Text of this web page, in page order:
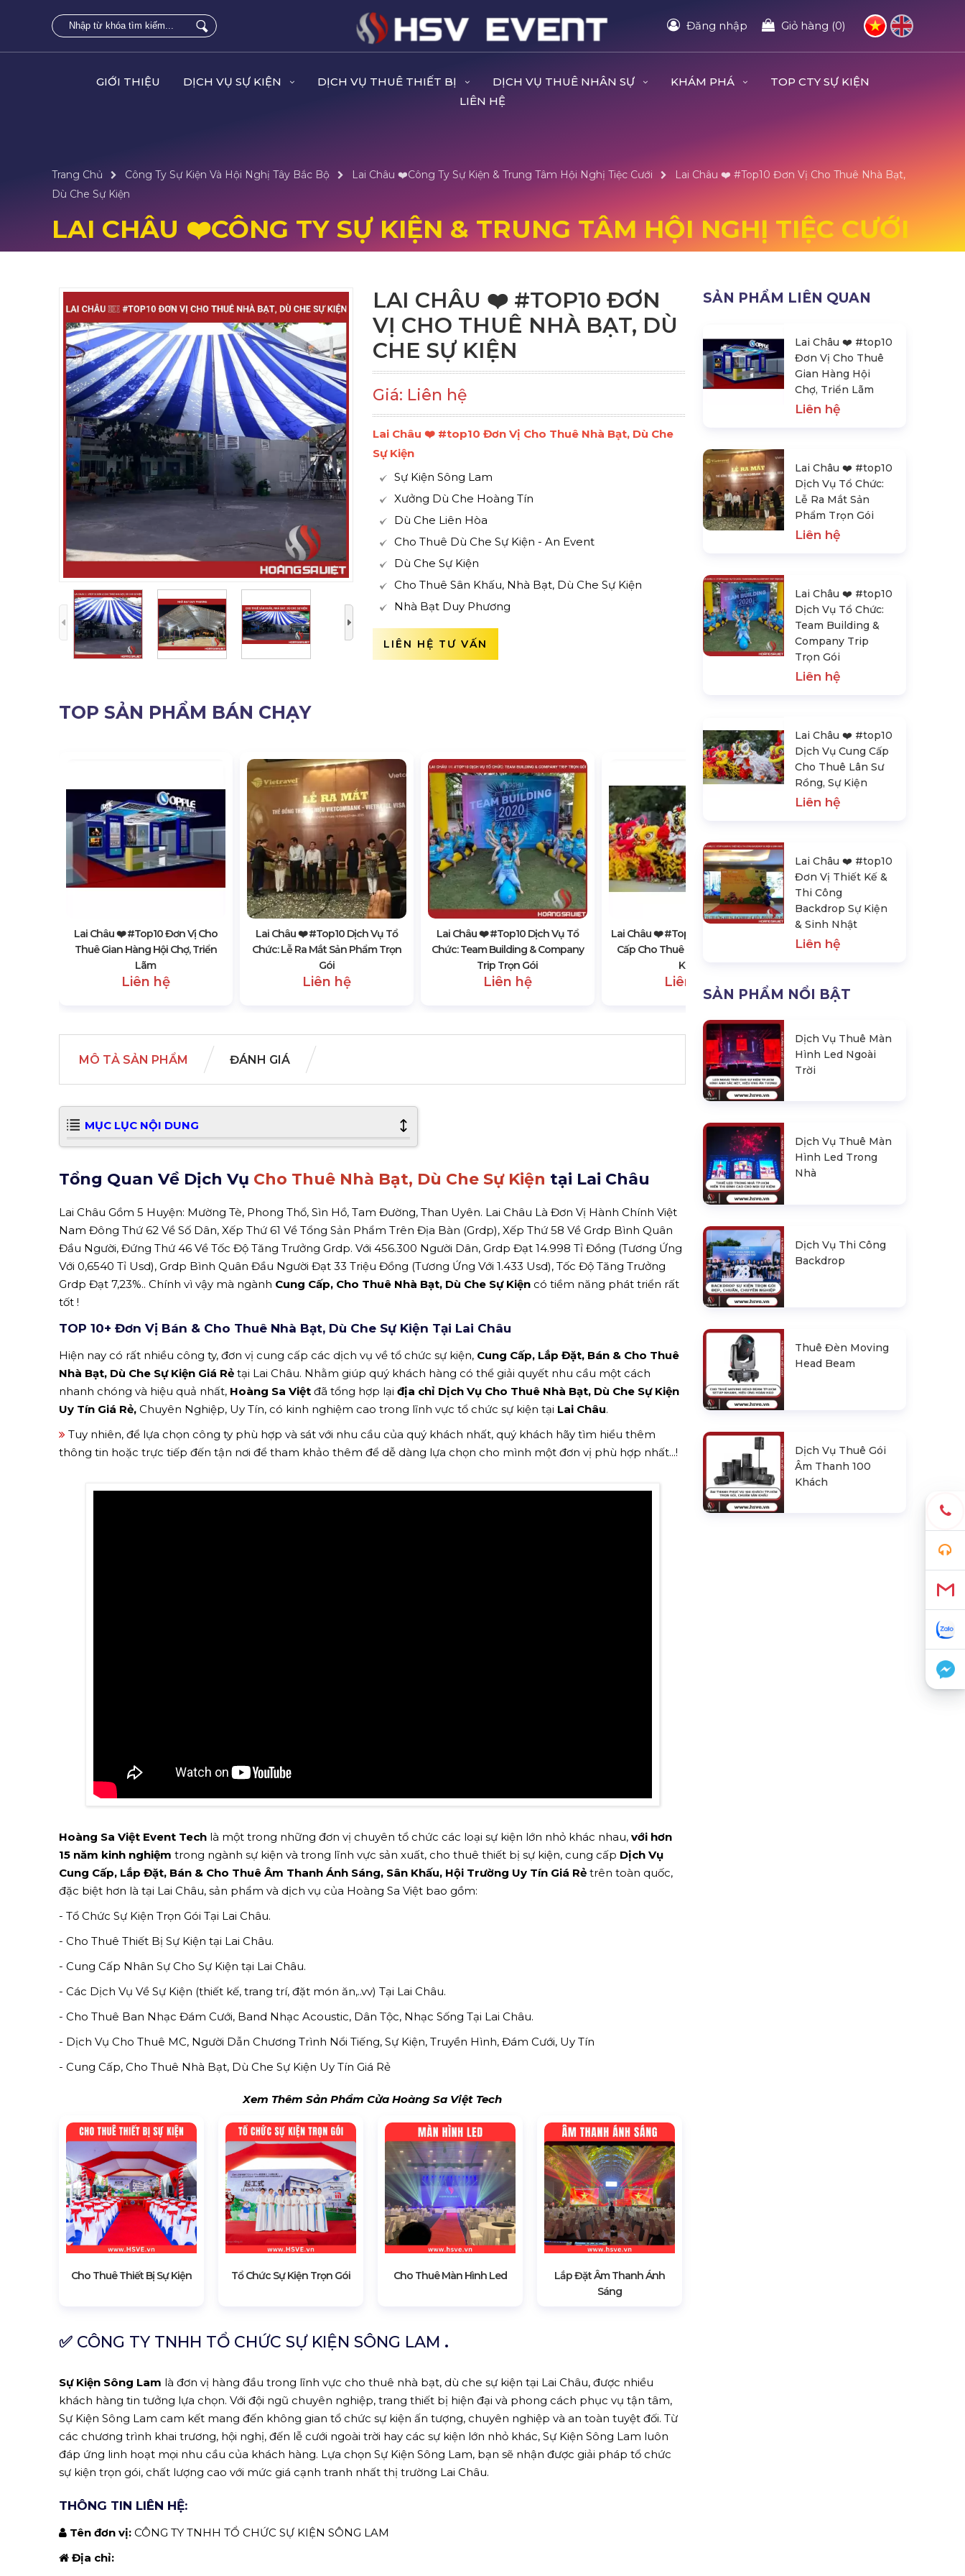
Đăng nhập Giỏ hàng (0)
GIỚI THIỆU DỊCH VỤ SỰ KIỆN DỊCH VỤ THUÊ THIẾT BỊ DỊCH VỤ THUÊ NHÂN SỰ KHÁM PHÁ
TOP CTY SỰ KIỆN
LIÊN HỆ
Trang Chủ Công Ty Sự Kiện Và Hội Nghị Tây Bắc Bộ Lai Châu ❤️️Công Ty Sự Kiện & Trung Tâm Hội Nghị Tiệc Cưới
Lai Châu ❤️️ #top10 Đơn Vị Cho Thuê Nhà Bạt,
Dù Che Sự Kiện
LAI CHÂU ❤️️CÔNG TY SỰ KIỆN & TRUNG TÂM HỘI NGHỊ TIỆC CƯỚI
LAI CHÂU ❤️️ #TOP10 ĐƠN
VỊ CHO THUÊ NHÀ BẠT, DÙ
CHE SỰ KIỆN
Giá: Liên hệ
Lai Châu ❤️️ #top10 Đơn Vị Cho Thuê Nhà Bạt, Dù Che
Sự Kiện
Sự Kiện Sông Lam
Xưởng Dù Che Hoàng Tín
Dù Che Liên Hòa
Cho Thuê Dù Che Sự Kiện - An Event
Dù Che Sự Kiện
Cho Thuê Sân Khấu, Nhà Bạt, Dù Che Sự Kiện
Nhà Bạt Duy Phương
LIÊN HỆ TƯ VẤN
TOP SẢN PHẨM BÁN CHẠY
Lai Châu ❤️️ #top10 Đơn Vị Cho
Thuê Gian Hàng Hội Chợ, Triển
Lãm
Liên hệ
Lai Châu ❤️️ #top10 Dịch Vụ Tổ
Chức: Lễ Ra Mắt Sản Phẩm Trọn
Gói
Liên hệ
Lai Châu ❤️️ #top10 Dịch Vụ Tổ
Chức: Team Building & Company
Trip Trọn Gói
Liên hệ
Lai Châu ❤️️ #top10 Dịch Vụ Cung
Cấp Cho Thuê Lân Sư Rồng, Sự
Kiện
Liên hệ
Lai Châu ❤️️ #top10 Đơn Vị Thiết
Kế & Thi Công Backdrop Sự Kiện
& Sinh Nhật
Liên hệ
MÔ TẢ SẢN PHẨM ĐÁNH GIÁ
MỤC LỤC NỘI DUNG
Tổng Quan Về Dịch Vụ Cho Thuê Nhà Bạt, Dù Che Sự Kiện tại Lai Châu
Lai Châu Gồm 5 Huyện: Mường Tè, Phong Thổ, Sìn Hồ, Tam Đường, Than Uyên. Lai Châu Là Đơn Vị Hành Chính Việt
Nam Đông Thứ 62 Về Số Dân, Xếp Thứ 61 Về Tổng Sản Phẩm Trên Địa Bàn (Grdp), Xếp Thứ 58 Về Grdp Bình Quân
Đầu Người, Đứng Thứ 46 Về Tốc Độ Tăng Trưởng Grdp. Với 456.300 Người Dân, Grdp Đạt 14.998 Tỉ Đồng (Tương Ứng
Với 0,6540 Tỉ Usd), Grdp Bình Quân Đầu Người Đạt 33 Triệu Đồng (Tương Ứng Với 1.433 Usd), Tốc Độ Tăng Trưởng
Grdp Đạt 7,23%.. Chính vì vậy mà ngành Cung Cấp, Cho Thuê Nhà Bạt, Dù Che Sự Kiện có tiềm năng phát triển rất
tốt !
TOP 10+ Đơn Vị Bán & Cho Thuê Nhà Bạt, Dù Che Sự Kiện Tại Lai Châu
Hiện nay có rất nhiều công ty, đơn vị cung cấp các dịch vụ về tổ chức sự kiện, Cung Cấp, Lắp Đặt, Bán & Cho Thuê
Nhà Bạt, Dù Che Sự Kiện Giá Rẻ tại Lai Châu. Nhằm giúp quý khách hàng có thể giải quyết nhu cầu một cách
nhanh chóng và hiệu quả nhất, Hoàng Sa Việt đã tổng hợp lại địa chỉ Dịch Vụ Cho Thuê Nhà Bạt, Dù Che Sự Kiện
Uy Tín Giá Rẻ, Chuyên Nghiệp, Uy Tín, có kinh nghiệm cao trong lĩnh vực tổ chức sự kiện tại Lai Châu.
Tuy nhiên, để lựa chọn công ty phù hợp và sát với nhu cầu của quý khách nhất, quý khách hãy tìm hiểu thêm
thông tin hoặc trực tiếp đến tận nơi để tham khảo thêm để dễ dàng lựa chọn cho mình một đơn vị phù hợp nhất...!
Hoàng Sa Việt Event Tech là một trong những đơn vị chuyên tổ chức các loại sự kiện lớn nhỏ khác nhau, với hơn
15 năm kinh nghiệm trong ngành sự kiện và trong lĩnh vực sản xuất, cho thuê thiết bị sự kiện, cung cấp Dịch Vụ
Cung Cấp, Lắp Đặt, Bán & Cho Thuê Âm Thanh Ánh Sáng, Sân Khấu, Hội Trường Uy Tín Giá Rẻ trên toàn quốc,
đặc biệt hơn là tại Lai Châu, sản phẩm và dịch vụ của Hoàng Sa Việt bao gồm:
- Tổ Chức Sự Kiện Trọn Gói Tại Lai Châu.
- Cho Thuê Thiết Bị Sự Kiện tại Lai Châu.
- Cung Cấp Nhân Sự Cho Sự Kiện tại Lai Châu.
- Các Dịch Vụ Về Sự Kiện (thiết kế, trang trí, đặt món ăn,..vv) Tại Lai Châu.
- Cho Thuê Ban Nhạc Đám Cưới, Band Nhạc Acoustic, Dân Tộc, Nhạc Sống Tại Lai Châu.
- Dịch Vụ Cho Thuê MC, Người Dẫn Chương Trình Nổi Tiếng, Sự Kiện, Truyền Hình, Đám Cưới, Uy Tín
- Cung Cấp, Cho Thuê Nhà Bạt, Dù Che Sự Kiện Uy Tín Giá Rẻ
Xem Thêm Sản Phẩm Cửa Hoàng Sa Việt Tech
Cho Thuê Thiết Bị Sự Kiện Tổ Chức Sự Kiện Trọn Gói Cho Thuê Màn Hình Led
Lắp Đặt Âm Thanh Ánh
Sáng
✅ CÔNG TY TNHH TỔ CHỨC SỰ KIỆN SÔNG LAM .
Sự Kiện Sông Lam là đơn vị hàng đầu trong lĩnh vực cho thuê nhà bạt, dù che sự kiện tại Lai Châu, được nhiều
khách hàng tin tưởng lựa chọn. Với đội ngũ chuyên nghiệp, trang thiết bị hiện đại và phong cách phục vụ tận tâm,
Sự Kiện Sông Lam cam kết mang đến không gian tổ chức sự kiện ấn tượng, chuyên nghiệp và an toàn tuyệt đối. Từ
các chương trình khai trương, hội nghị, đến lễ cưới ngoài trời hay các sự kiện lớn nhỏ khác, Sự Kiện Sông Lam luôn
đáp ứng linh hoạt mọi nhu cầu của khách hàng. Lựa chọn Sự Kiện Sông Lam, bạn sẽ nhận được giải pháp tổ chức
sự kiện trọn gói, chất lượng cao với mức giá cạnh tranh nhất thị trường Lai Châu.
THÔNG TIN LIÊN HỆ:
Tên đơn vị: CÔNG TY TNHH TỔ CHỨC SỰ KIỆN SÔNG LAM
Địa chỉ:
SẢN PHẨM LIÊN QUAN
Lai Châu ❤️️ #top10
Đơn Vị Cho Thuê
Gian Hàng Hội
Chợ, Triển Lãm
Liên hệ
Lai Châu ❤️️ #top10
Dịch Vụ Tổ Chức:
Lễ Ra Mắt Sản
Phẩm Trọn Gói
Liên hệ
Lai Châu ❤️️ #top10
Dịch Vụ Tổ Chức:
Team Building &
Company Trip
Trọn Gói
Liên hệ
Lai Châu ❤️️ #top10
Dịch Vụ Cung Cấp
Cho Thuê Lân Sư
Rồng, Sự Kiện
Liên hệ
Lai Châu ❤️️ #top10
Đơn Vị Thiết Kế &
Thi Công
Backdrop Sự Kiện
& Sinh Nhật
Liên hệ
SẢN PHẨM NỔI BẬT
Dịch Vụ Thuê Màn
Hình Led Ngoài
Trời
Dịch Vụ Thuê Màn
Hình Led Trong
Nhà
Dịch Vụ Thi Công
Backdrop
Thuê Đèn Moving
Head Beam
Dịch Vụ Thuê Gói
Âm Thanh 100
Khách